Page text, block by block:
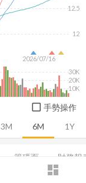
dashboard
登入
3M 6M 1Y
2026/07/16
12
12.5
10K
20K
30K
手勢操作
籌碼面 財務報